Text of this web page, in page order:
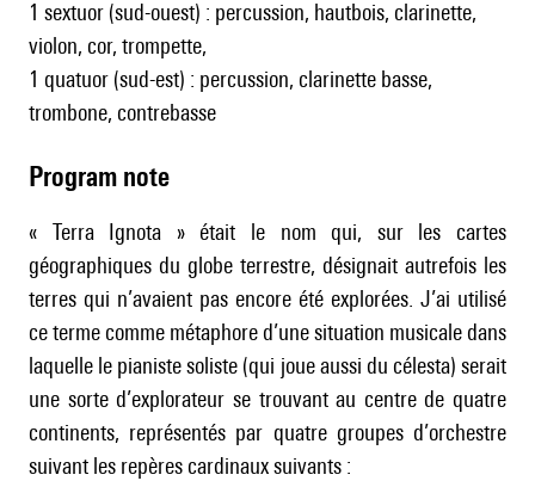
1 sextuor (sud-ouest) : percussion, hautbois, clarinette,
violon, cor, trompette,
1 quatuor (sud-est) : percussion, clarinette basse,
trombone, contrebasse
Program note
« Terra Ignota » était le nom qui, sur les cartes
géographiques du globe terrestre, désignait autrefois les
terres qui n’avaient pas encore été explorées. J’ai utilisé
ce terme comme métaphore d’une situation musicale dans
laquelle le pianiste soliste (qui joue aussi du célesta) serait
une sorte d’explorateur se trouvant au centre de quatre
continents, représentés par quatre groupes d’orchestre
suivant les repères cardinaux suivants :